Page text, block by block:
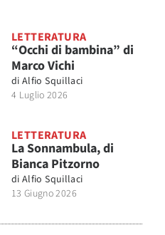
LETTERATURA
“Occhi di bambina” di
Marco Vichi
di Alfio Squillaci
4 Luglio 2026
LETTERATURA
La Sonnambula, di
Bianca Pitzorno
di Alfio Squillaci
13 Giugno 2026